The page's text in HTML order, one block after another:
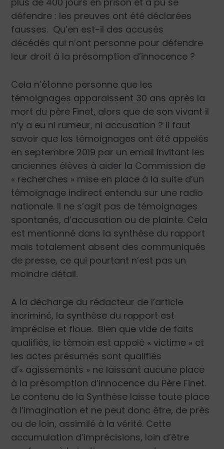
défendre : les preuves ont été déclarées
fausses. Qu’en est-il des accusés
décédés qui n’ont personne pour défendre
leur droit à la présomption d’innocence ?
Cela n’étonne personne que les
témoignages apparaissent 30 ans après la
mort du père Finet, alors que de son vivant il
n’y a eu ni rumeur, ni accusation ? Il faut
savoir que les témoignages ont été appelés
en septembre 2019 par un email invitant les
anciennes élèves à aider la Commission de
« recherches » mise en place à la suite d’un
témoignage indirect entendu sur une radio
nationale. Il ne s’agit pas de témoignages
spontanés, d’accusation ou de plainte. Cela
est mentionné dans la synthèse du rapport
mais totalement absent des communiqués
de presse, ce qui pourtant n’est pas un
moindre détail.
A la décharge du rédacteur de l’article
incriminé, la synthèse du rapport est
imprécise et floue. Bien que vide de faits
qualifiés, le témoin est appelé « victime » et
les actes présumés sont qualifiés
d’« agissements » ne laissant aucune place
à la présomption d’innocence du Père Finet.
Le contenu de la Synthèse laisse toute place
à l’imagination et ne peut donc être, de près
ou de loin, assimilé à la vérité. Cette
accumulation d’imprécisions, loin d’être